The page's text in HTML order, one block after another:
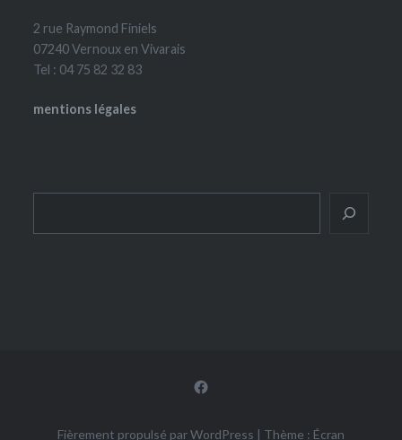
Inscrivez-vous pour recevoir nos actus et notre
2 rue Raymond Finiels
07240 Vernoux en Vivarais
Tel : 04 75 82 32 83
mentions légales
Facebook
Fièrement propulsé par WordPress | Thème : Écran